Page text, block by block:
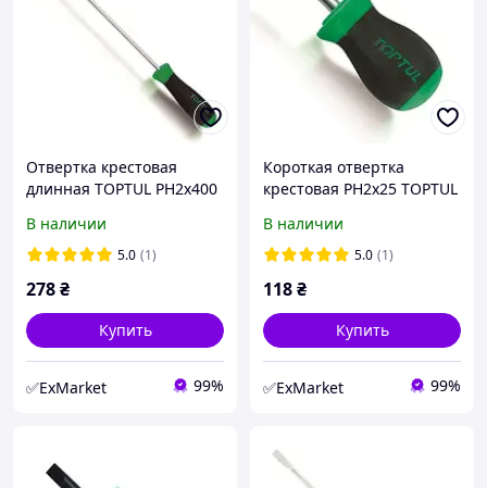
Отвертка крестовая
длинная TOPTUL PH2x400
В наличии
5.0 (1)
278₴
Купить
✅ExMarket 99%
Короткая отвертка
крестовая PH2x25 TOPTUL
В наличии
5.0 (1)
118₴
Купить
✅ExMarket 99%